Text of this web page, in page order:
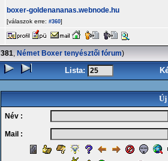
boxer-goldenananas.webnode.hu
[válaszok erre: #360]
381, Német Boxer tenyésztői fórum)
Lista:
Új
Név :
Mail :